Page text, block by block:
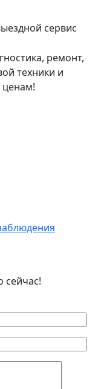
сервис
ремонт,
техники и
ценам!
сейчас!